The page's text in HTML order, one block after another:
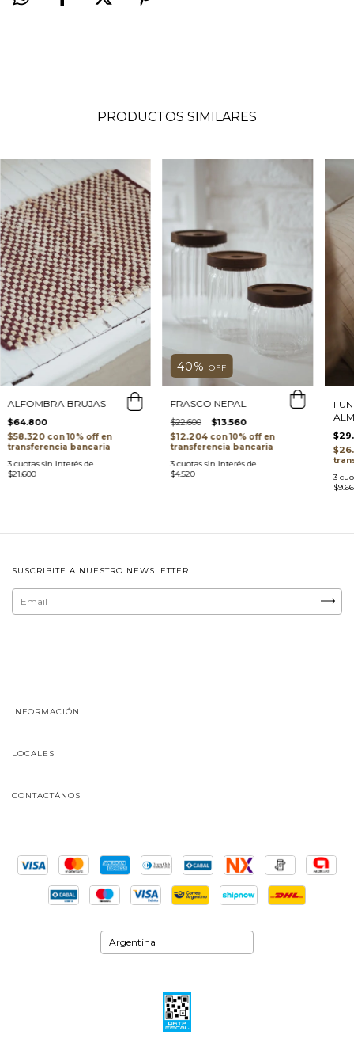
PRODUCTOS SIMILARES
ALFOMBRA BRUJAS
$64.800
$58.320 con
transferencia bancaria
3 cuotas sin interés de
$21.600
40% OFF
FRASCO NEPAL
$22.600
$13.560
$12.204 con
transferencia bancaria
3 cuotas sin interés de
$4.520
3
SUSCRIBITE A NUESTRO NEWSLETTER
INFORMACIÓN
LOCALES
CONTACTÁNOS